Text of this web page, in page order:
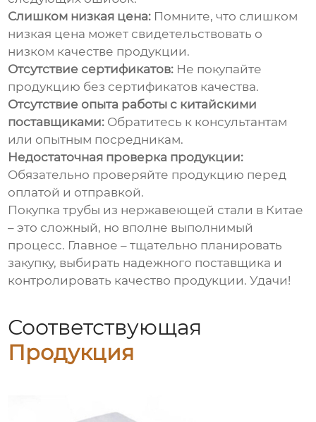
Слишком низкая цена: Помните, что слишком
низкая цена может свидетельствовать о
низком качестве продукции.
Отсутствие сертификатов: Не покупайте
продукцию без сертификатов качества.
Отсутствие опыта работы с китайскими
поставщиками: Обратитесь к консультантам
или опытным посредникам.
Недостаточная проверка продукции:
Обязательно проверяйте продукцию перед
оплатой и отправкой.
Покупкатрубы из нержавеющей стали в Китае
– это сложный, но вполне выполнимый
процесс. Главное – тщательно планировать
закупку, выбирать надежного поставщика и
контролировать качество продукции. Удачи!
Соответствующая
Продукция